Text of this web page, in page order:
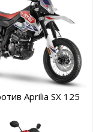
Aprilia SX 125